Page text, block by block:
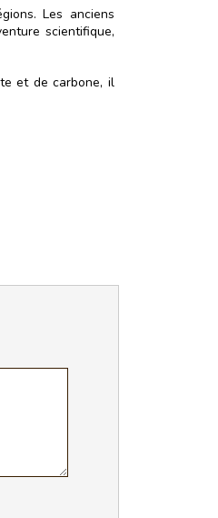
Les anciens
scientifique,
et de carbone, il